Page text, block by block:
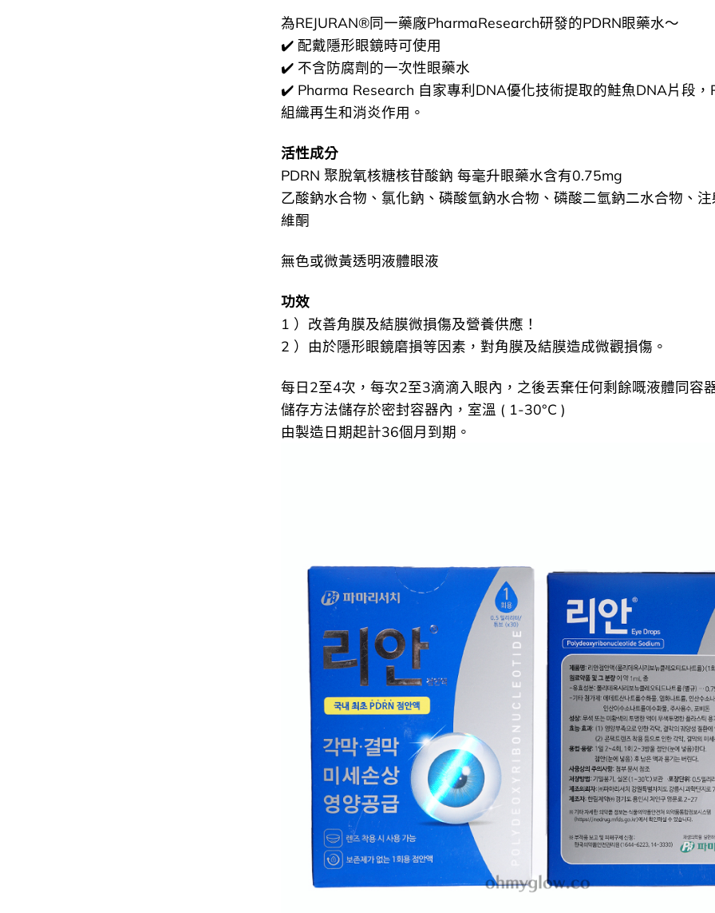
為REJURAN®同一藥廠PharmaResearch研發的PDRN眼藥水～
✔️ 配戴隱形眼鏡時可使用
✔️ 不含防腐劑的一次性眼藥水
✔️ Pharma Research 自家專利DNA優化技術提取的鮭魚DNA片段，
組織再生和消炎作用。
活性成分
PDRN 聚脫氧核糖核苷酸鈉 每毫升眼藥水含有0.75mg
乙酸鈉水合物、氯化鈉、磷酸氫鈉水合物、磷酸二氫鈉二水合物、
維酮
無色或微黃透明液體眼液
功效
1 ）改善角膜及結膜微損傷及營養供應！
2 ）由於隱形眼鏡磨損等因素，對角膜及結膜造成微觀損傷。
每日2至4次，每次2至3滴滴入眼內，之後丟棄任何剩餘嘅液體同容
儲存方法儲存於密封容器內，室溫 ( 1-30°C )
由製造日期起計36個月到期。